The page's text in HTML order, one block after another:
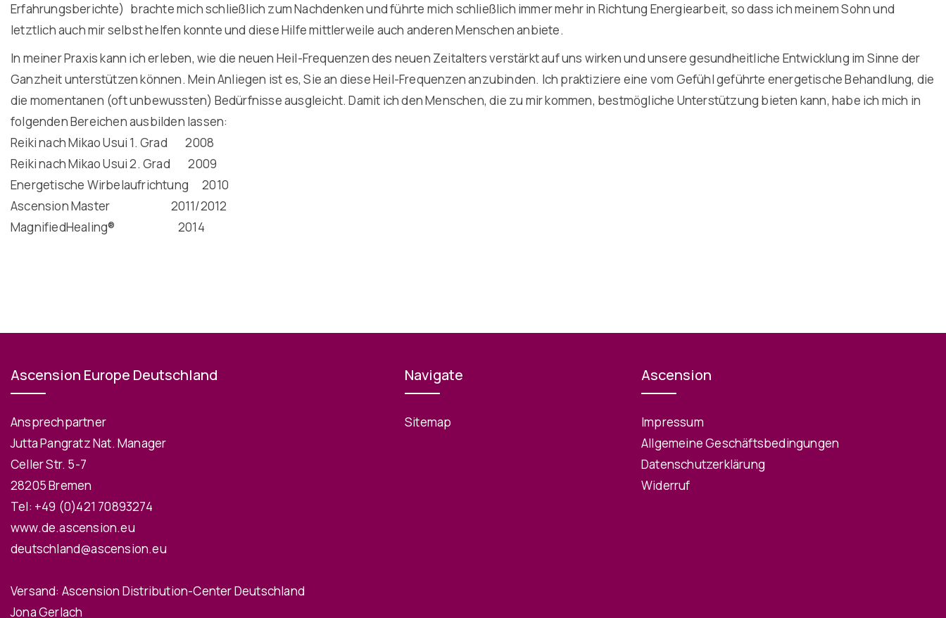
Erfahrungsberichte) brachte mich schließlich zum Nachdenken und führte mich schließlich immer mehr in Richtung Energiearbeit, so dass ich meinem Sohn und
letztlich auch mir selbst helfen konnte und diese Hilfe mittlerweile auch anderen Menschen anbiete.
In meiner Praxis kann ich erleben, wie die neuen Heil-Frequenzen des neuen Zeitalters verstärkt auf uns wirken und unsere gesundheitliche Entwicklung im Sinne der
Ganzheit unterstützen können. Mein Anliegen ist es, Sie an diese Heil-Frequenzen anzubinden. Ich praktiziere eine vom Gefühl geführte energetische Behandlung, die
die momentanen (oft unbewussten) Bedürfnisse ausgleicht. Damit ich den Menschen, die zu mir kommen, bestmögliche Unterstützung bieten kann, habe ich mich in
folgenden Bereichen ausbilden lassen:
Reiki nach Mikao Usui 1. Grad 2008
Reiki nach Mikao Usui 2. Grad 2009
Energetische Wirbelaufrichtung 2010
Ascension Master 2011/2012
MagnifiedHealing® 2014
Ascension Europe Deutschland
Ansprechpartner
Jutta Pangratz Nat. Manager
Celler Str. 5-7
28205 Bremen
Tel: +49 (0)421 70893274
www.de.ascension.eu
deutschland@ascension.eu
Versand: Ascension Distribution-Center Deutschland
Jona Gerlach
Navigate
Sitemap
Ascension
Impressum
Allgemeine Geschäftsbedingungen
Datenschutzerklärung
Widerruf